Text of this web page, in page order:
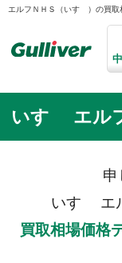
エルフＮＨＳ（いすゞ）の買
いすゞ エル
申
いすゞ エ
買取相場価格